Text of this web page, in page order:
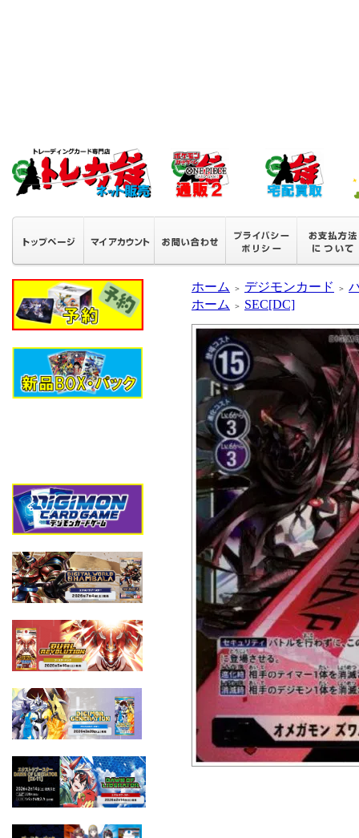
ホーム ＞ デジモンカード ＞
ホーム
＞ SEC[DC]